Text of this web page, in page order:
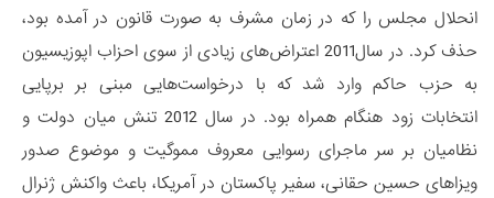
انحلال مجلس را که در زمان مشرف به صورت قانون در آمده بود،
حذف کرد. در سال2011 اعتراض‌های زیادی از سوی احزاب اپوزیسیون
به حزب حاکم وارد شد که با درخواست‌هایی مبنی بر برپایی
انتخابات زود هنگام همراه بود. در سال 2012 تنش میان دولت و
نظامیان بر سر ماجرای رسوایی معروف مموگیت و موضوع صدور
ویزاهای حسین حقانی، سفیر پاکستان در آمریکا، باعث واکنش ژنرال